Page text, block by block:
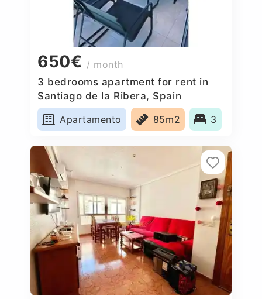
650€ / month
3 bedrooms apartment for rent in
Santiago de la Ribera, Spain
Apartamento
85m2 3